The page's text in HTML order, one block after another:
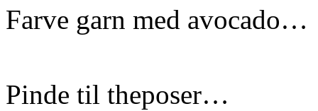
Farve garn med avocado…
Pinde til theposer…